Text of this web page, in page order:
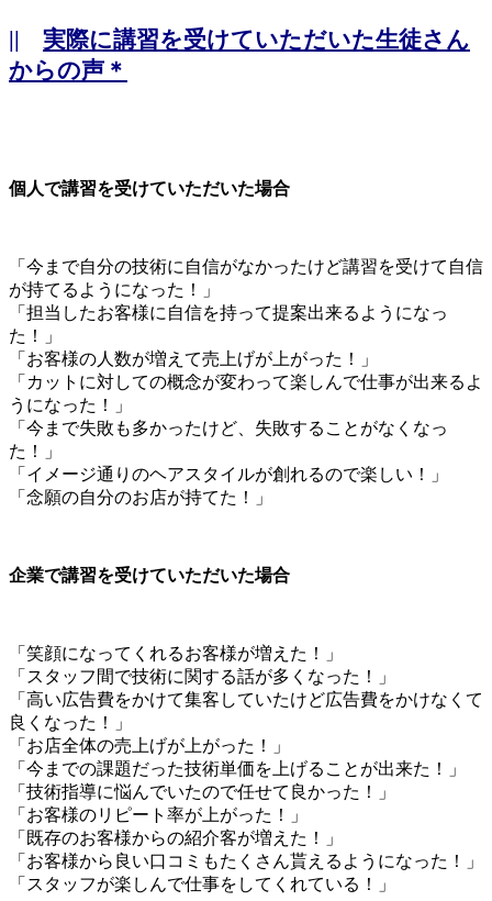
|| 実際に講習を受けていただいた生徒さん
からの声＊
個人で講習を受けていただいた場合
「今まで自分の技術に自信がなかったけど講習を受けて自信
が持てるようになった！」
「担当したお客様に自信を持って提案出来るようになっ
た！」
「お客様の人数が増えて売上げが上がった！」
「カットに対しての概念が変わって楽しんで仕事が出来るよ
うになった！」
「今まで失敗も多かったけど、失敗することがなくなっ
た！」
「イメージ通りのヘアスタイルが創れるので楽しい！」
「念願の自分のお店が持てた！」
企業で講習を受けていただいた場合
「笑顔になってくれるお客様が増えた！」
「スタッフ間で技術に関する話が多くなった！」
「高い広告費をかけて集客していたけど広告費をかけなくて
良くなった！」
「お店全体の売上げが上がった！」
「今までの課題だった技術単価を上げることが出来た！」
「技術指導に悩んでいたので任せて良かった！」
「お客様のリピート率が上がった！」
「既存のお客様からの紹介客が増えた！」
「お客様から良い口コミもたくさん貰えるようになった！」
「スタッフが楽しんで仕事をしてくれている！」